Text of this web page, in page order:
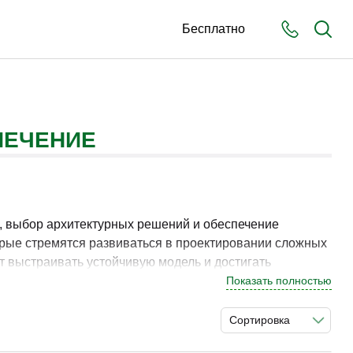
Бесплатно
выбор архитектурных решений и обеспечение
стремятся развиваться в проектировании сложных
устойчивую модель и достигать
и анализа производительности позволяет
Показать полностью
Сортировка